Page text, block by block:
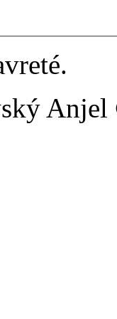
Anjel